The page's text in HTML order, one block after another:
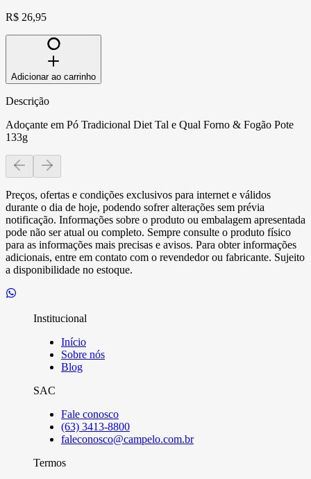
R$ 26,95
Adicionar ao carrinho
Descrição
Adoçante em Pó Tradicional Diet Tal e Qual Forno & Fogão Pote
133g
Preços, ofertas e condições exclusivos para internet e válidos
durante o dia de hoje, podendo sofrer alterações sem prévia
notificação. Informações sobre o produto ou embalagem apresentada
pode não ser atual ou completo. Sempre consulte o produto físico
para as informações mais precisas e avisos. Para obter informações
adicionais, entre em contato com o revendedor ou fabricante. Sujeito
a disponibilidade no estoque.
Institucional
Início
Sobre nós
Blog
SAC
Fale conosco
(63) 3413-8800
faleconosco@campelo.com.br
Termos